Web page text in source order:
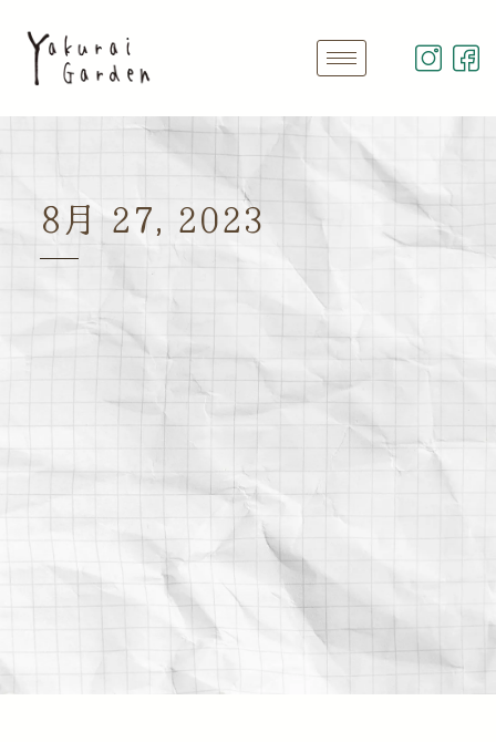
8月 27, 2023